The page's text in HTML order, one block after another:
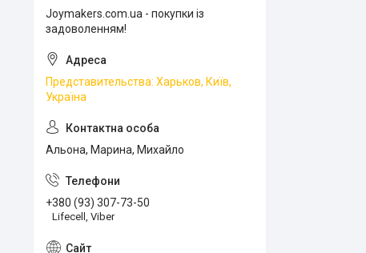
Joymakers.com.ua - покупки із
задоволенням!
Представительства: Харьков, Київ,
Україна
Альона, Марина, Михайло
+380 (93) 307-73-50
Lifecell, Viber